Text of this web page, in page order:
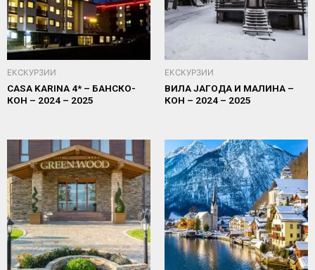
ЕКСКУРЗИИ
CASA KARINA 4* – БАНСКО-
КОН – 2024 – 2025
ЕКСКУРЗИИ
ВИЛА ЈАГОДА И МАЛИНА –
КОН – 2024 – 2025